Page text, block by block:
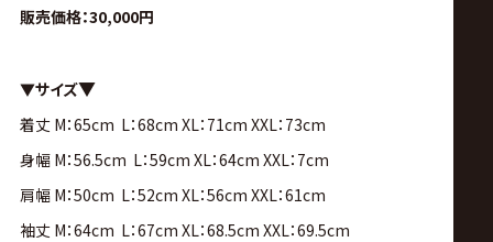
販売価格：30,000円
▼サイズ▼
着丈 M：65cm L：68cm XL：71cm XXL：73cm
身幅 M：56.5cm L：59cm XL：64cm XXL：7cm
肩幅 M：50cm L：52cm XL：56cm XXL：61cm
袖丈 M：64cm L：67cm XL：68.5cm XXL：69.5cm